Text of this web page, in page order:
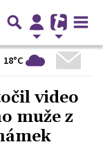
18°C
video
muže z